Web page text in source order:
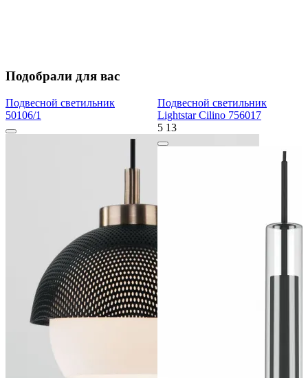
Подобрали для вас
Подвесной светильник
50106/1
Подвесной светильник
Lightstar Cilino 756017
5 13